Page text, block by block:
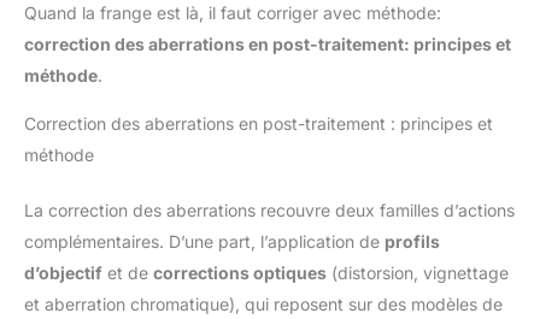
Quand la frange est là, il faut corriger avec méthode:
correction des aberrations en post-traitement: principes et
méthode.
Correction des aberrations en post-traitement : principes et
méthode
La correction des aberrations recouvre deux familles d’actions
complémentaires. D’une part, l’application de profils
d’objectif et de corrections optiques (distorsion, vignettage
et aberration chromatique), qui reposent sur des modèles de